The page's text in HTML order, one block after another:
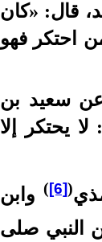
قال: «كان
احتكر فهو
سعيد بن
يحتكر إلا
(
[6]
)وابن
النبي صلى